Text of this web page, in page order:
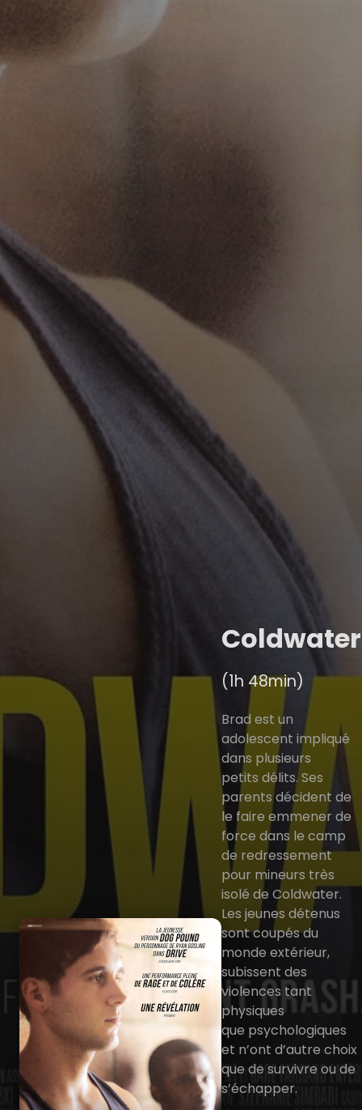
Coldwater
(1h 48min)
Brad est un
adolescent impliqué
dans plusieurs
petits délits. Ses
parents décident de
le faire emmener de
force dans le camp
de redressement
pour mineurs très
isolé de Coldwater.
Les jeunes détenus
sont coupés du
monde extérieur,
subissent des
violences tant
physiques
que psychologiques
et n’ont d’autre choix
que de survivre ou de
s’échapper.